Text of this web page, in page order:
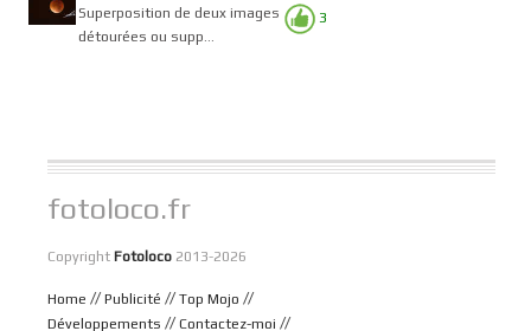
3
Superposition de deux images
détourées ou supp...
fotoloco.fr
Copyright Fotoloco 2013-2026
Home // Publicité // Top Mojo //
Développements // Contactez-moi //